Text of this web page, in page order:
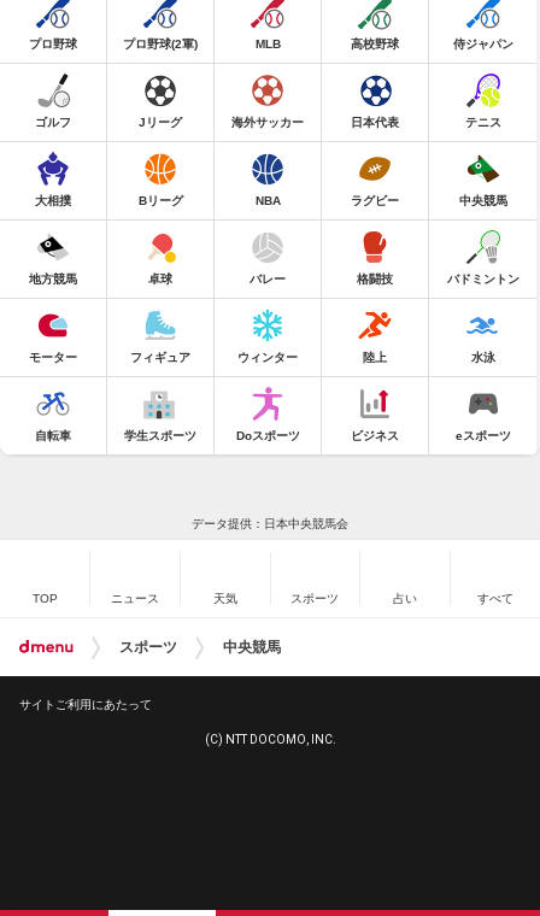
プロ野球 プロ野球(2軍) MLB 高校野球 侍ジャパン
ゴルフ Jリーグ 海外サッカー 日本代表 テニス
大相撲 Bリーグ NBA ラグビー 中央競馬
地方競馬 卓球 バレー 格闘技 バドミントン
モーター フィギュア ウィンター 陸上 水泳
自転車 学生スポーツ Doスポーツ ビジネス eスポーツ
データ提供：日本中央競馬会
TOP ニュース 天気 スポーツ 占い すべて
スポーツ 中央競馬
サイトご利用にあたって
(C) NTT DOCOMO, INC.